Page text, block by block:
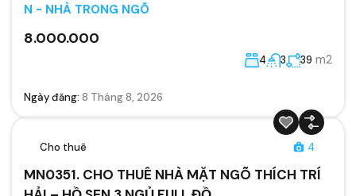
N - NHÀ TRONG NGÕ
8.000.000
4 3 39 m2
Ngày đăng: 8 Tháng 8, 2026
Cho thuê 4
MN0351. CHO THUÊ NHÀ MẶT NGÕ THÍCH TRÍ